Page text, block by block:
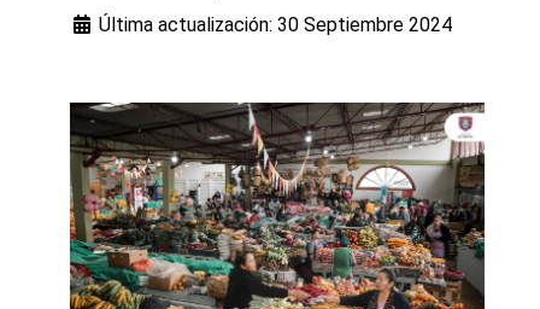
Última actualización: 30 Septiembre 2024